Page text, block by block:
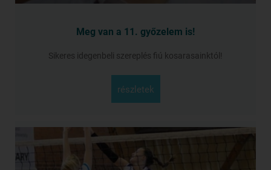
Meg van a 11. győzelem is!
Sikeres idegenbeli szereplés fiú kosarasainktól!
részletek